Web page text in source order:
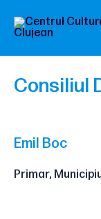
Consiliul
Emil Boc
Primar,